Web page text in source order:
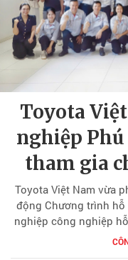
Toyota
nghiệp
tham gia
Toyota Việt Nam vừa
động Chương trình
nghiệp công nghiệp
cạnh tranh của
tham gia chuỗi